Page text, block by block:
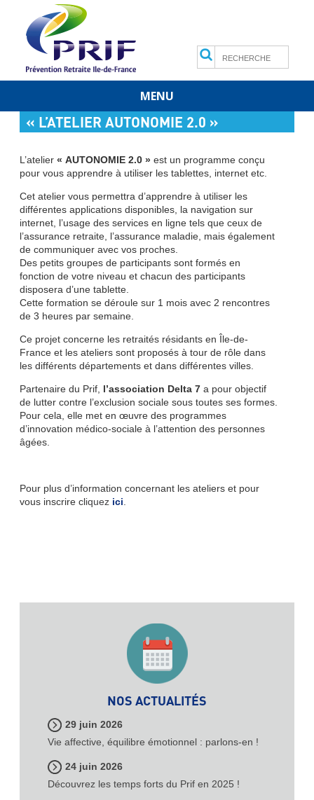
Search
MENU
Skip
to
« L’ATELIER AUTONOMIE 2.0 »
L’atelier « AUTONOMIE 2.0 » est un programme conçu
pour vous apprendre à utiliser les tablettes, internet etc.
Cet atelier vous permettra d’apprendre à utiliser les
différentes applications disponibles, la navigation sur
internet, l’usage des services en ligne tels que ceux de
l’assurance retraite, l’assurance maladie, mais également
de communiquer avec vos proches.
Des petits groupes de participants sont formés en
fonction de votre niveau et chacun des participants
disposera d’une tablette.
Cette formation se déroule sur 1 mois avec 2 rencontres
de 3 heures par semaine.
Ce projet concerne les retraités résidants en Île-de-
France et les ateliers sont proposés à tour de rôle dans
les différents départements et dans différentes villes.
Partenaire du Prif, l’association Delta 7 a pour objectif
de lutter contre l’exclusion sociale sous toutes ses formes.
Pour cela, elle met en œuvre des programmes
d’innovation médico-sociale à l’attention des personnes
âgées.
Pour plus d’information concernant les ateliers et pour
vous inscrire cliquez ici
NOS ACTUALITÉS
29 juin 2026
Vie affective, équilibre émotionnel : parlons-en !
24 juin 2026
Découvrez les temps forts du Prif en 2025 !